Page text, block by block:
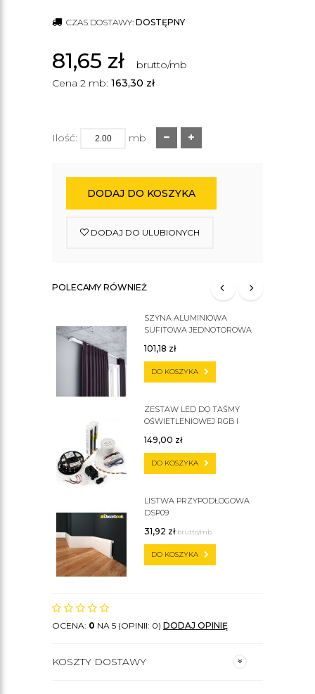
CZAS DOSTAWY: DOSTĘPNY
81,65 zł
brutto/mb
Cena 2 mb: 163,30 zł
Ilość: mb
DODAJ DO KOSZYKA
DODAJ DO ULUBIONYCH
POLECAMY RÓWNIEŻ
SZYNA ALUMINIOWA
SUFITOWA JEDNOTOROWA
101,18 zł
DO KOSZYKA
ZESTAW LED DO TAŚMY
OŚWIETLENIOWEJ RGB I
149,00 zł
DO KOSZYKA
LISTWA PRZYPODŁOGOWA
DSP09
31,92 zł brutto/mb
DO KOSZYKA
OCENA: 0 NA 5 (OPINII: 0) DODAJ OPINIĘ
KOSZTY DOSTAWY